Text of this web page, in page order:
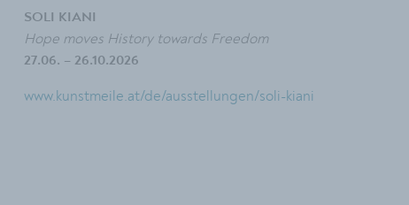
SOLI KIANI
Hope moves History towards Freedom
27.06. – 26.10.2026
www.kunstmeile.at/de/ausstellungen/soli-kiani